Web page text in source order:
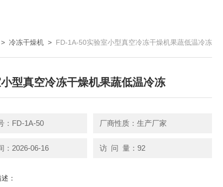
> 冷冻干燥机 > FD-1A-50实验室小型真空冷冻干燥机果蔬低温冷冻
型真空冷冻干燥机果蔬低温冷冻
：FD-1A-50 厂商性质：生产厂家
：2026-06-16 访 问 量：92
：